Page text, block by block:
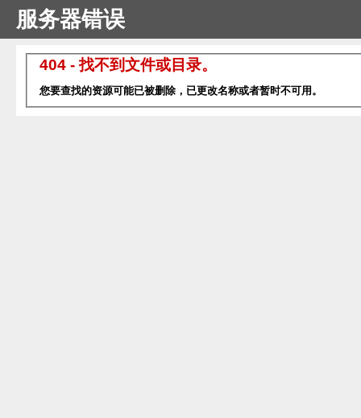
服务器错误
404 - 找不到文件或目录。
您要查找的资源可能已被删除，已更改名称或者暂时不可用。